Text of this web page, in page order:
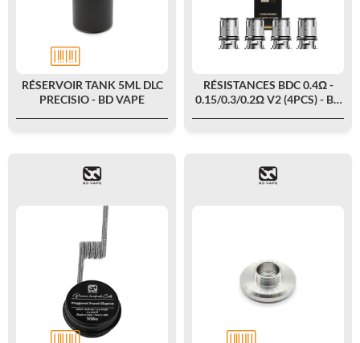
RÉSERVOIR TANK 5ML DLC
PRECISIO - BD VAPE
RÉSISTANCES BDC 0.4Ω -
0.15/0.3/0.2Ω V2 (4PCS) - BD